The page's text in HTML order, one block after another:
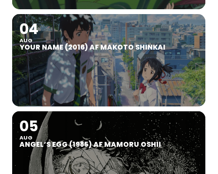
04
AUG
YOUR NAME (2016) AF MAKOTO SHINKAI
05
AUG
ANGEL’S EGG (1985) AF MAMORU OSHII